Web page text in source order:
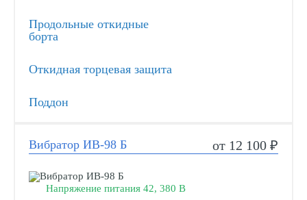
Продольные откидные
борта
Откидная торцевая защита
Поддон
Вибратор ИВ-98 Б от 12 100 ₽
Напряжение питания 42, 380 В